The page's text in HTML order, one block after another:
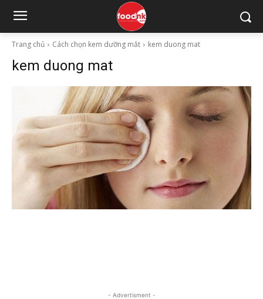
Trang chủ Cách chọn kem dưỡng mắt kem duong mat
kem duong mat
- Advertisment -